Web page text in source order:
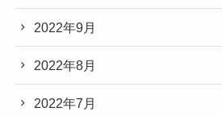
2022年9月
2022年8月
2022年7月